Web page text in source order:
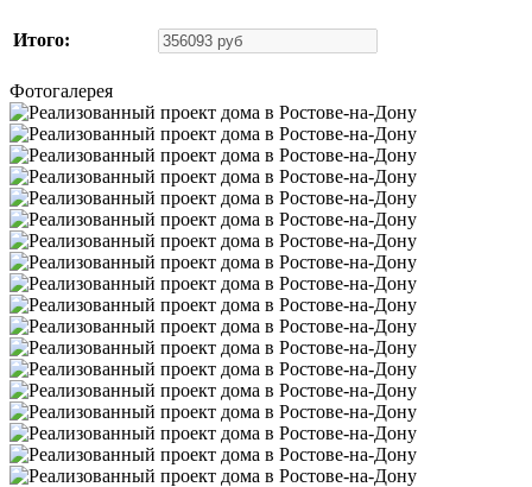
Итого:
Фотогалерея